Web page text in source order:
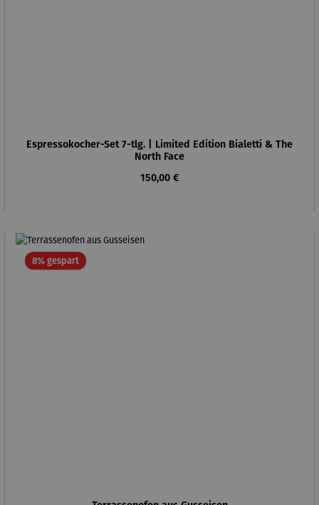
Espressokocher-Set 7-tlg. | Limited Edition Bialetti & The
North Face
Regulärer Preis:
150,00 €
8% gespartRabatt